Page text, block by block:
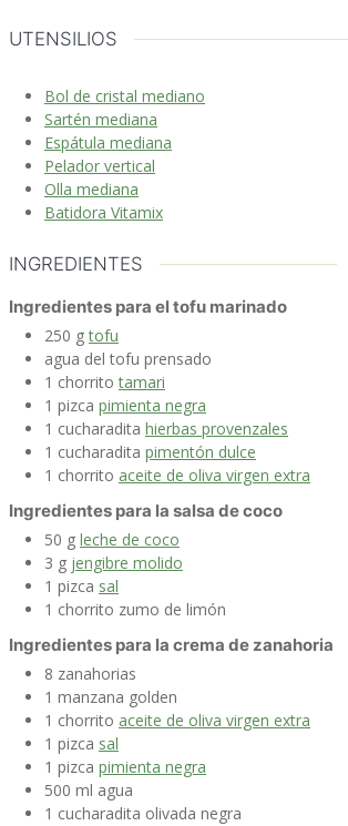
UTENSILIOS
Bol de cristal mediano
Sartén mediana
Espátula mediana
Pelador vertical
Olla mediana
Batidora Vitamix
INGREDIENTES
Ingredientes para el tofu marinado
250 g tofu
agua del tofu prensado
1 chorrito tamari
1 pizca pimienta negra
1 cucharadita hierbas provenzales
1 cucharadita pimentón dulce
1 chorrito aceite de oliva virgen extra
Ingredientes para la salsa de coco
50 g leche de coco
3 g jengibre molido
1 pizca sal
1 chorrito zumo de limón
Ingredientes para la crema de zanahoria
8 zanahorias
1 manzana golden
1 chorrito aceite de oliva virgen extra
1 pizca sal
1 pizca pimienta negra
500 ml agua
1 cucharadita olivada negra